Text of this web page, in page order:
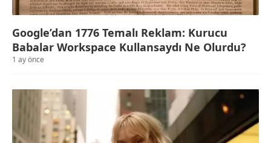
Google’dan 1776 Temalı Reklam: Kurucu
Babalar Workspace Kullansaydı Ne Olurdu?
1 ay önce